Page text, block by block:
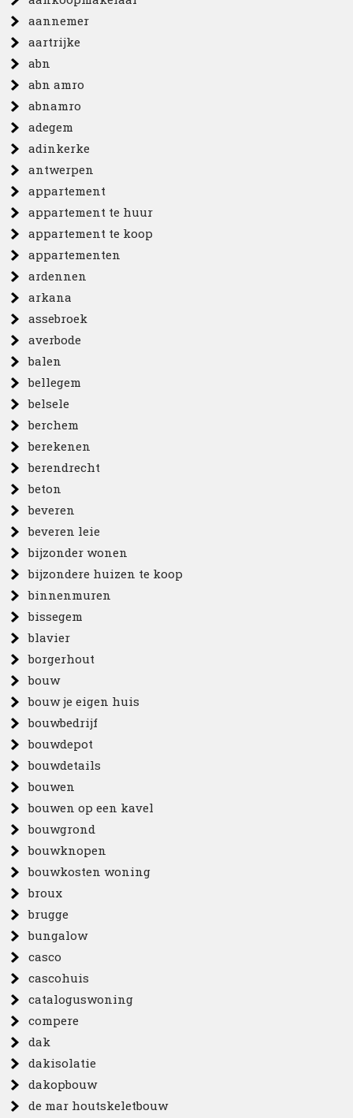
aannemer
aartrijke
abn
abn amro
abnamro
adegem
adinkerke
antwerpen
appartement
appartement te huur
appartement te koop
appartementen
ardennen
arkana
assebroek
averbode
balen
bellegem
belsele
berchem
berekenen
berendrecht
beton
beveren
beveren leie
bijzonder wonen
bijzondere huizen te koop
binnenmuren
bissegem
blavier
borgerhout
bouw
bouw je eigen huis
bouwbedrijf
bouwdepot
bouwdetails
bouwen
bouwen op een kavel
bouwgrond
bouwknopen
bouwkosten woning
broux
brugge
bungalow
casco
cascohuis
cataloguswoning
compere
dak
dakisolatie
dakopbouw
de mar houtskeletbouw